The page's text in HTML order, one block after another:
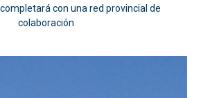
con una red provincial de
colaboración